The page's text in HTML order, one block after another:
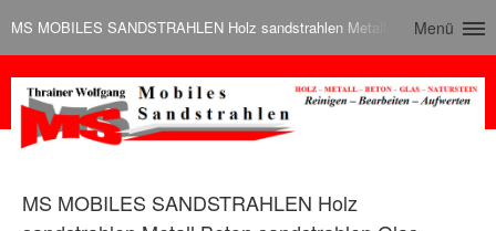
MS MOBILES SANDSTRAHLEN Holz sandstrahlen Metall BetonMenü
MS MOBILES SANDSTRAHLEN Holz